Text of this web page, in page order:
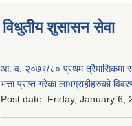
विधुतीय शुसासन सेवा
आ. व. २०७९/८० प्रथम त्रैमासिकमा
भत्ता प्राप्त गरेका लाभग्राहीहरुको
Post date: Friday, January 6,